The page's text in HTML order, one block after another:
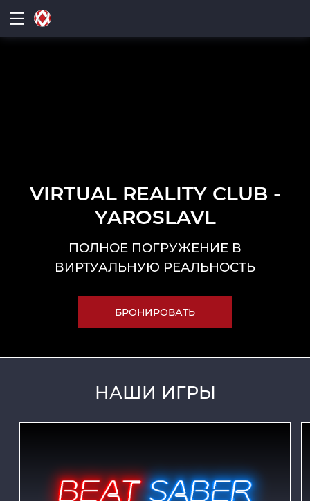
VIRTUAL REALITY CLUB -
YAROSLAVL
ПОЛНОЕ ПОГРУЖЕНИЕ В
ВИРТУАЛЬНУЮ РЕАЛЬНОСТЬ
БРОНИРОВАТЬ
НАШИ ИГРЫ
которого вы никогда раньше не видели!
Наслаждайтесь множеством созданных вручную
уровней и прокладывайте себе путь сквозь